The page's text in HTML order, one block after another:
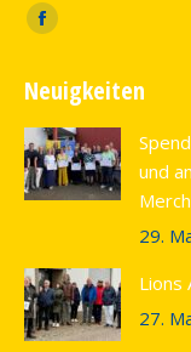
Finden Sie uns auf:
Facebook
opens
in
new
window
Neuigkeiten
und
29.
Lions
27.